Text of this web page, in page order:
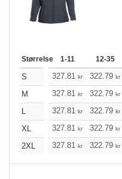
Størrelse 1-11 12-35
S 327.81 kr 322.79 kr
M
327.81 kr 322.79 kr
L
327.81 kr 322.79 kr
XL
327.81 kr 322.79 kr
2XL
327.81 kr 322.79 kr